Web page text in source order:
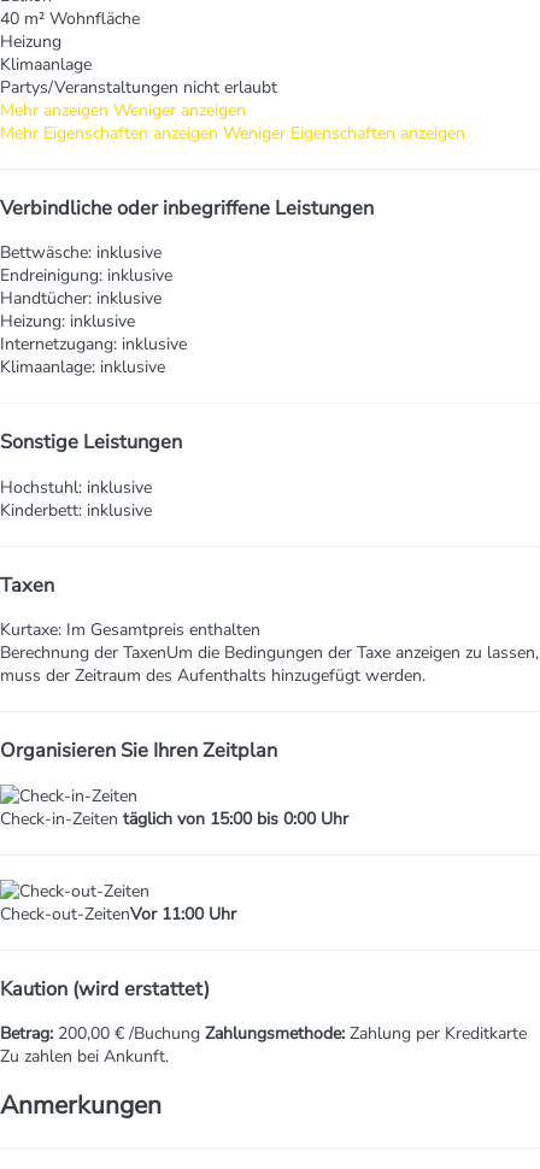
40 m² Wohnfläche
Heizung
Klimaanlage
Partys/Veranstaltungen nicht erlaubt
Mehr anzeigen Weniger anzeigen
Mehr Eigenschaften anzeigen Weniger Eigenschaften anzeigen
Verbindliche oder inbegriffene Leistungen
Bettwäsche: inklusive
Endreinigung: inklusive
Handtücher: inklusive
Heizung: inklusive
Internetzugang: inklusive
Klimaanlage: inklusive
Sonstige Leistungen
Hochstuhl: inklusive
Kinderbett: inklusive
Taxen
Kurtaxe: Im Gesamtpreis enthalten
Berechnung der TaxenUm die Bedingungen der Taxe anzeigen zu lassen,
muss der Zeitraum des Aufenthalts hinzugefügt werden.
Organisieren Sie Ihren Zeitplan
Check-in-Zeiten täglich von 15:00 bis 0:00 Uhr
Check-out-ZeitenVor 11:00 Uhr
Kaution (wird erstattet)
Betrag: 200,00 € /Buchung Zahlungsmethode: Zahlung per Kreditkarte
Zu zahlen bei Ankunft.
Anmerkungen